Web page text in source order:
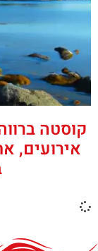
קוסטה
אירועים,